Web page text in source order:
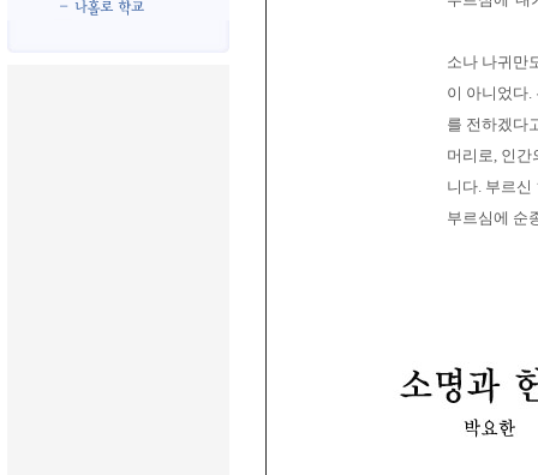
소나 나귀만
이 아니었다
를 전하겠다
머리로, 인
니다. 부르
부르심에 순